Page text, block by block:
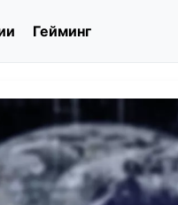
Гейминг